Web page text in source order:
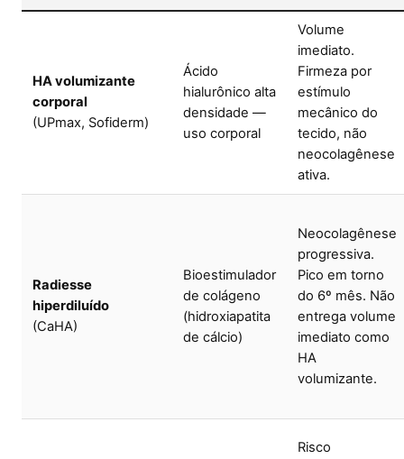
HA volumizante
corporal
(UPmax, Sofiderm)
Ácido
hialurônico alta
densidade —
uso corporal
Volume
imediato.
Firmeza por
estímulo
mecânico do
tecido, não
neocolagênese
ativa.
Radiesse
hiperdiluído
(CaHA)
Bioestimulador
de colágeno
(hidroxiapatita
de cálcio)
Neocolagênese
progressiva.
Pico em torno
do 6º mês. Não
entrega volume
imediato como
HA
volumizante.
Risco